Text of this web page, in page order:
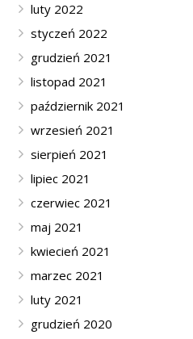
luty 2022
styczeń 2022
grudzień 2021
listopad 2021
październik 2021
wrzesień 2021
sierpień 2021
lipiec 2021
czerwiec 2021
maj 2021
kwiecień 2021
marzec 2021
luty 2021
grudzień 2020